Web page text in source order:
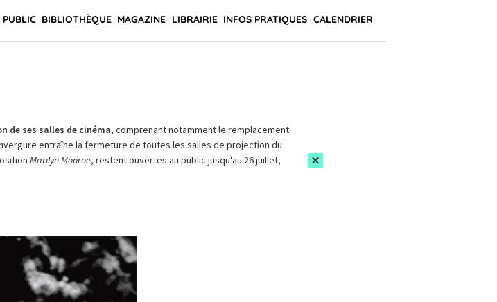
BIBLIOTHÈQUE MAGAZINE LIBRAIRIE INFOS PRATIQUES CALENDRIER
de ses salles de cinéma, comprenant notamment le remplacement
entraîne la fermeture de toutes les salles de projection du
Marilyn Monroe, restent ouvertes au public jusqu'au 26 juillet,